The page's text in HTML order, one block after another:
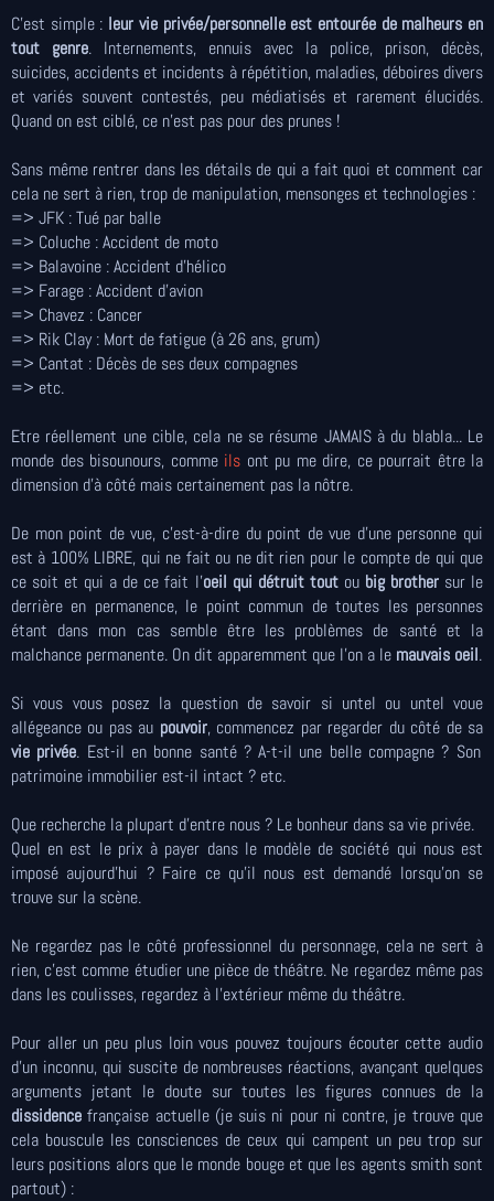
C'est simple : leur vie privée/personnelle est entourée de malheurs en
tout genre. Internements, ennuis avec la police, prison, décès,
suicides, accidents et incidents à répétition, maladies, déboires divers
et variés souvent contestés, peu médiatisés et rarement élucidés.
Quand on est ciblé, ce n'est pas pour des prunes !
Sans même rentrer dans les détails de qui a fait quoi et comment car
cela ne sert à rien, trop de manipulation, mensonges et technologies :
=> JFK : Tué par balle
=> Coluche : Accident de moto
=> Balavoine : Accident d'hélico
=> Farage : Accident d'avion
=> Chavez : Cancer
=> Rik Clay : Mort de fatigue (à 26 ans, grum)
=> Cantat : Décès de ses deux compagnes
=> etc.
Etre réellement une cible, cela ne se résume JAMAIS à du blabla... Le
monde des bisounours, comme ils ont pu me dire, ce pourrait être la
dimension d'à côté mais certainement pas la nôtre.
De mon point de vue, c’est-à-dire du point de vue d’une personne qui
est à 100% LIBRE, qui ne fait ou ne dit rien pour le compte de qui que
ce soit et qui a de ce fait l’oeil qui détruit toutoubig brothersur le
derrière en permanence, le point commun de toutes les personnes
étant dans mon cas semble être les problèmes de santé et la
malchance permanente. On dit apparemment que l’on a le mauvais oeil.
Si vous vous posez la question de savoir si untel ou untel voue
allégeance ou pas au pouvoir, commencez par regarder du côté de sa
vie privée. Est-il en bonne santé ? A-t-il une belle compagne ? Son
patrimoine immobilier est-il intact ? etc.
Que recherche la plupart d’entre nous ? Le bonheur dans sa vie privée.
Quel en est le prix à payer dans le modèle de société qui nous est
imposé aujourd'hui ? Faire ce qu’il nous est demandé lorsqu’on se
trouve sur la scène.
Ne regardez pas le côté professionnel du personnage, cela ne sert à
rien, c’est comme étudier une pièce de théâtre. Ne regardez même pas
dans les coulisses, regardez à l’extérieur même du théâtre.
Pour aller un peu plus loin vous pouvez toujours écouter cette audio
d'un inconnu, qui suscite de nombreuses réactions, avançant quelques
arguments jetant le doute sur toutes les figures connues de la
dissidence française actuelle (je suis ni pour ni contre, je trouve que
cela bouscule les consciences de ceux qui campent un peu trop sur
leurs positions alors que le monde bouge et que les agents smith sont
partout) :